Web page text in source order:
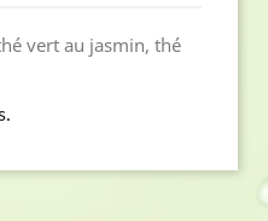
vert au jasmin, thé